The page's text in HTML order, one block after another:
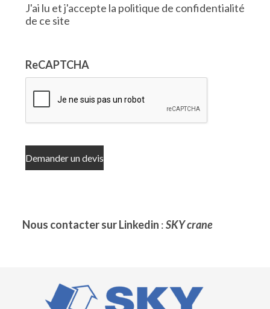
J'ai lu et j'accepte la politique de confidentialité
de ce site
ReCAPTCHA
Nous contacter sur Linkedin :SKY crane